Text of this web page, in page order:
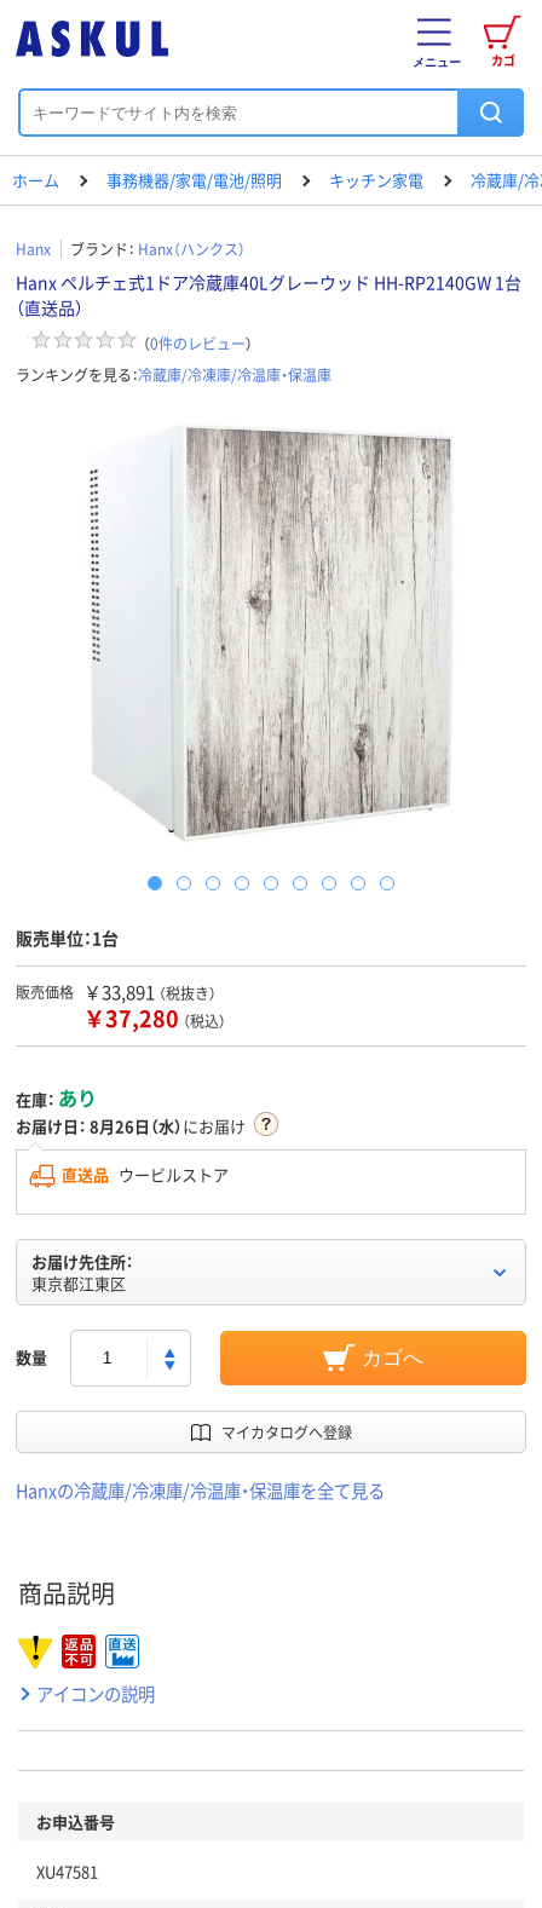
カゴ
メニュー
ホーム 事務機器/家電/電池/照明 キッチン家電 冷蔵庫/冷
Hanx ブランド： Hanx（ハンクス）
Hanx ペルチェ式1ドア冷蔵庫40Lグレーウッド HH-RP2140GW 1台
（直送品）
（0件のレビュー）
ランキングを見る：冷蔵庫/冷凍庫/冷温庫・保温庫
販売単位：1台
販売価格 ￥33,891 （税抜き）
￥37,280 （税込）
在庫： あり
お届け日： 8月26日（水）にお届け
直送品 ウービルストア
お届け先住所：
東京都江東区
数量 カゴへ
マイカタログへ登録
Hanxの冷蔵庫/冷凍庫/冷温庫・保温庫を全て見る
商品説明
アイコンの説明
お申込番号
XU47581